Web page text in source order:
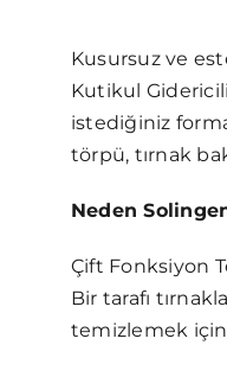
Kusursuz ve
Kutikul Gidericili
istediğiniz
törpü, tırnak
Neden
Çift Fonksiyon
Bir tarafı
temizlemek için